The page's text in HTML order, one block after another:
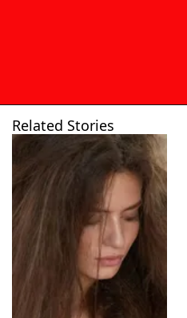
उघडत आहे
Related Stories